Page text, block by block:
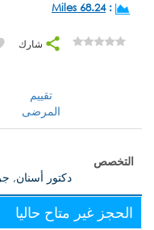
:
68.24 Miles
شارك
تقييم
المرضى
التخصص
دكتور أسنان,
الحجز غير متاح حاليا